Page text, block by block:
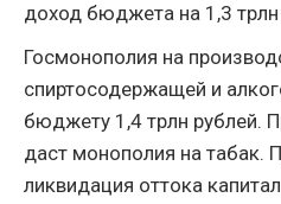
доход бюджета на 1,3 трлн
Госмонополия на
спиртосодержащей и
бюджету 1,4 трлн рублей.
даст монополия на табак.
ликвидация оттока